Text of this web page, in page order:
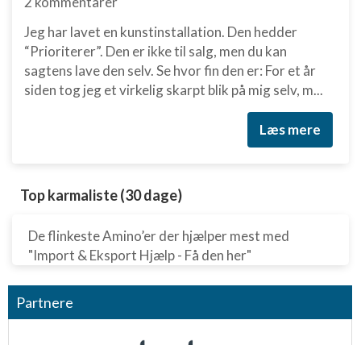
Jeg har lavet en kunstinstallation. Den hedder
“Prioriterer”. Den er ikke til salg, men du kan
sagtens lave den selv. Se hvor fin den er: For et år
siden tog jeg et virkelig skarpt blik på mig selv, m...
Læs mere
Top karmaliste (30 dage)
De flinkeste Amino’er der hjælper mest med
"Import & Eksport Hjælp - Få den her"
Partnere